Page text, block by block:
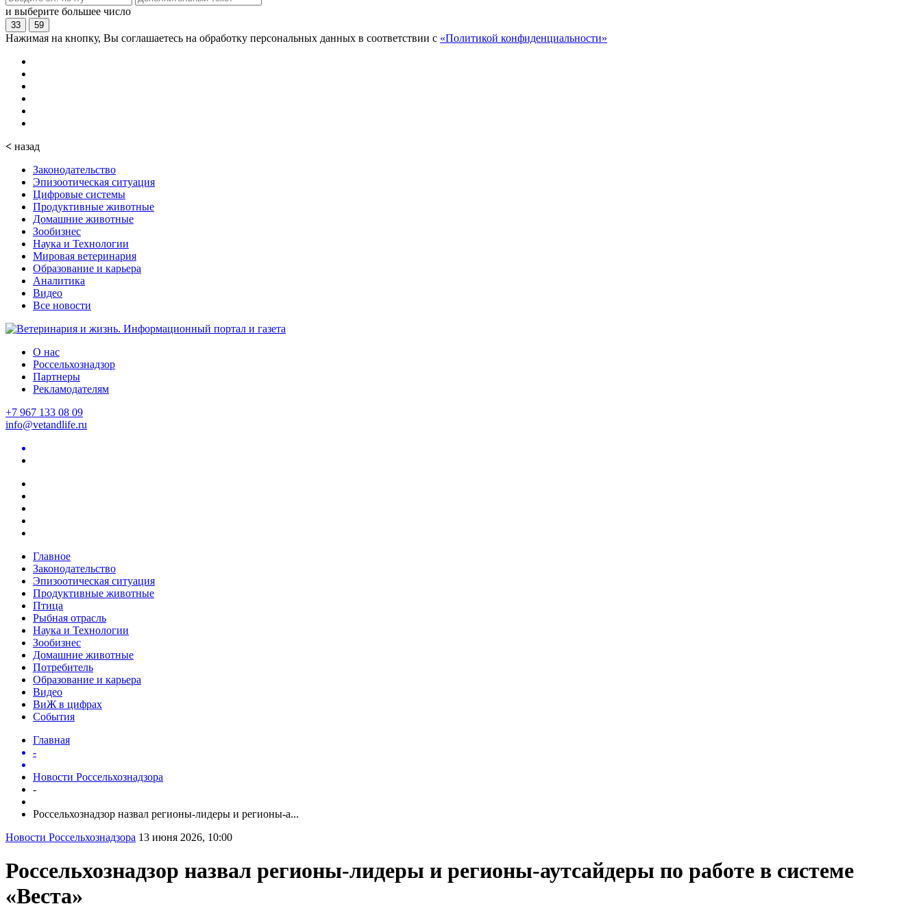
и выберите большее число
33 59
Нажимая на кнопку, Вы соглашаетесь на обработку персональных данных в соответствии с «Политикой конфиденциальности»
< назад
Законодательство
Эпизоотическая ситуация
Цифровые системы
Продуктивные животные
Домашние животные
Зообизнес
Наука и Технологии
Мировая ветеринария
Образование и карьера
Аналитика
Видео
Все новости
О нас
Россельхознадзор
Партнеры
Рекламодателям
+7 967 133 08 09
info@vetandlife.ru
Главное
Законодательство
Эпизоотическая ситуация
Продуктивные животные
Птица
Рыбная отрасль
Наука и Технологии
Зообизнес
Домашние животные
Потребитель
Образование и карьера
Видео
ВиЖ в цифрах
События
Главная
-
Новости Россельхознадзора
-
Россельхознадзор назвал регионы-лидеры и регионы-а...
Новости Россельхознадзора 13 июня 2026, 10:00
Россельхознадзор назвал регионы-лидеры и регионы-аутсайдеры по работе в системе
«Веста»